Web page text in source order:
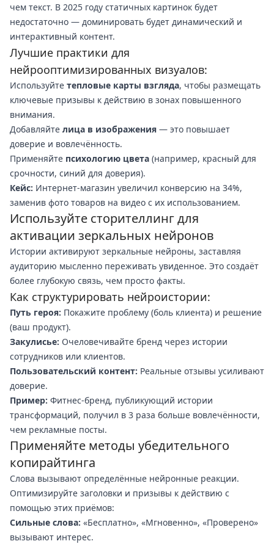
чем текст. В 2025 году статичных картинок будет
недостаточно — доминировать будет динамический и
интерактивный контент.
Лучшие практики для
нейрооптимизированных визуалов:
Используйте тепловые карты взгляда, чтобы размещать
ключевые призывы к действию в зонах повышенного
внимания.
Добавляйте лица в изображения — это повышает
доверие и вовлечённость.
Применяйте психологию цвета (например, красный для
срочности, синий для доверия).
Кейс: Интернет-магазин увеличил конверсию на 34%,
заменив фото товаров на видео с их использованием.
Используйте сторителлинг для
активации зеркальных нейронов
Истории активируют зеркальные нейроны, заставляя
аудиторию мысленно переживать увиденное. Это создаёт
более глубокую связь, чем просто факты.
Как структурировать нейроистории:
Путь героя: Покажите проблему (боль клиента) и решение
(ваш продукт).
Закулисье: Очеловечивайте бренд через истории
сотрудников или клиентов.
Пользовательский контент: Реальные отзывы усиливают
доверие.
Пример: Фитнес-бренд, публикующий истории
трансформаций, получил в 3 раза больше вовлечённости,
чем рекламные посты.
Применяйте методы убедительного
копирайтинга
Слова вызывают определённые нейронные реакции.
Оптимизируйте заголовки и призывы к действию с
помощью этих приёмов:
Сильные слова: «Бесплатно», «Мгновенно», «Проверено»
вызывают интерес.